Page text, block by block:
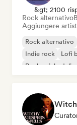
&gt; 2100
Rock alternativo
Aggiungere
Rock alternativo
Indie rock
Lofi
Rock psichedelico